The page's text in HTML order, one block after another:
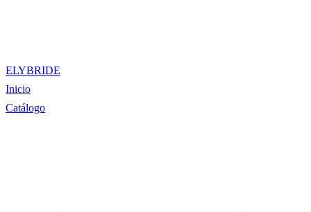
ELYBRIDE
Inicio
Catálogo